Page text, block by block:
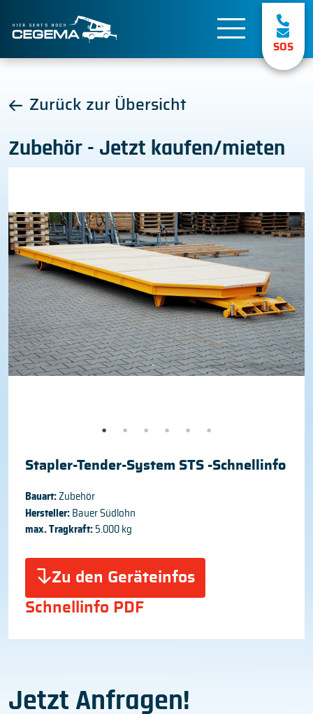
SOS
Zurück zur Übersicht
Zubehör - Jetzt kaufen/mieten
Stapler-Tender-System STS -Schnellinfo
Bauart: Zubehör
Hersteller: Bauer Südlohn
max. Tragkraft: 5.000 kg
Zu den Geräteinfos
Schnellinfo PDF
Jetzt Anfragen!